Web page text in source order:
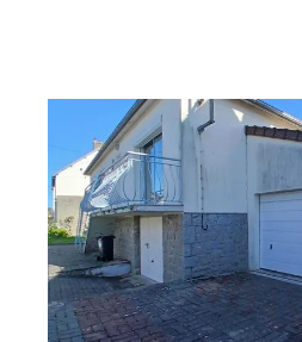
GRANVILLE 50
87,26 m2, 4 pièces
Ref : 45205
Maison à vendre
255 000 €
CENTURY 21 Royer Immo